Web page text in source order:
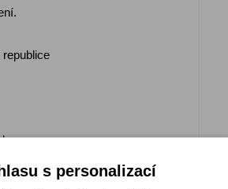
žlutá, hrášková a šedá
s personalizací